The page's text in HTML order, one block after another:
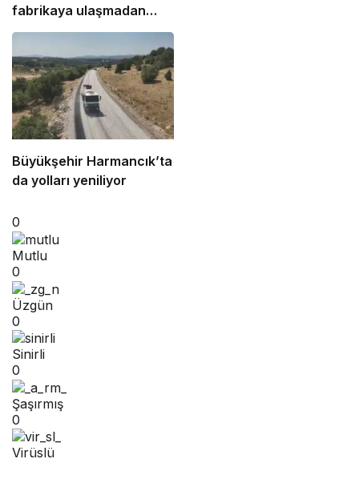
fabrikaya ulaşmadan
söndürüldü
Büyükşehir Harmancık’ta
da yolları yeniliyor
0
Mutlu
0
Üzgün
0
Sinirli
0
Şaşırmış
0
Virüslü